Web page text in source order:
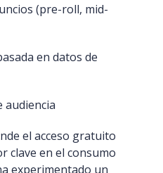
(pre-roll, mid-
en datos de
audiencia
el acceso gratuito
clave en el consumo
experimentado un